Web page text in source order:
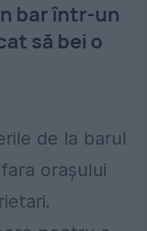
bar într-un
să bei o
de la barul
orașului